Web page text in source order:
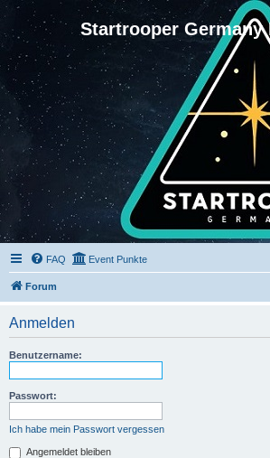
Startrooper Germany
FAQ Event Punkte
Forum
Anmelden
Benutzername:
Passwort:
Ich habe mein Passwort vergessen
Angemeldet bleiben